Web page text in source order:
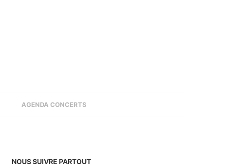
AGENDA CONCERTS
NOUS SUIVRE PARTOUT